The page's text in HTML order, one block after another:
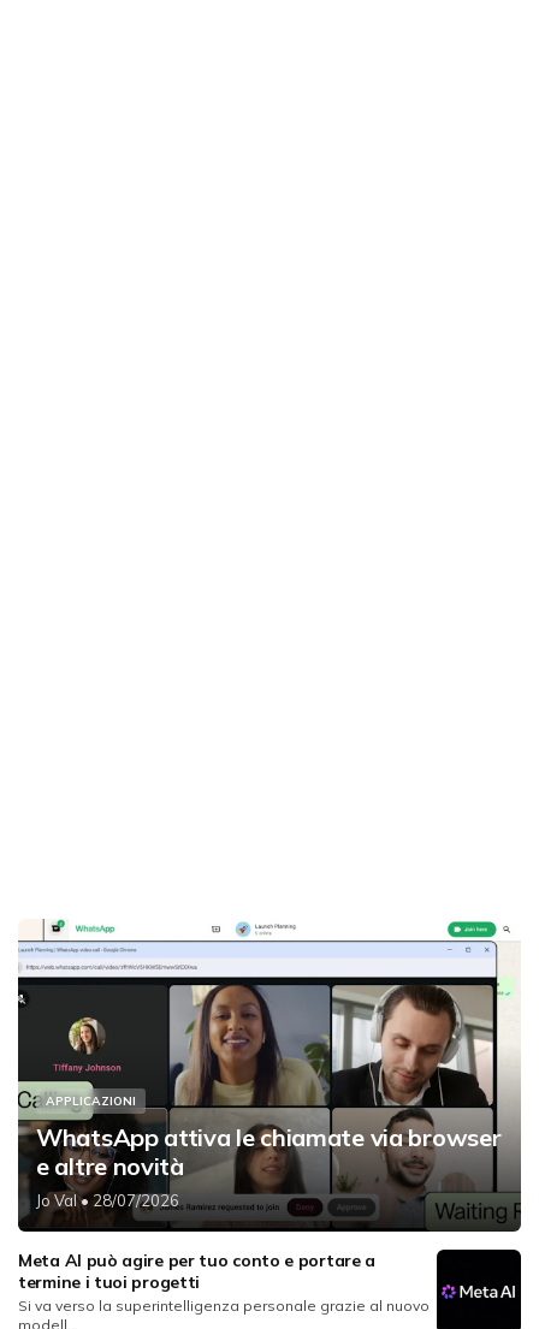
APPLICAZIONI
WhatsApp attiva le chiamate via browser
e altre novità
Jo Val• 28/07/2026
Meta AI può agire per tuo conto e portare a
termine i tuoi progetti
Si va verso la superintelligenza personale grazie al nuovo
modell...